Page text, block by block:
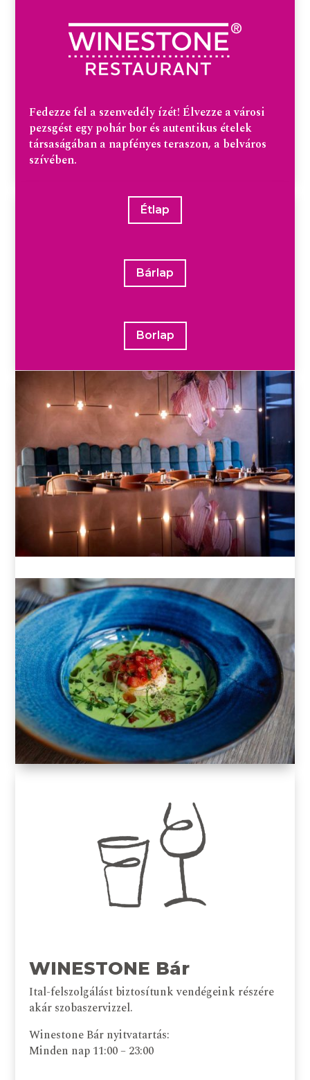
Fedezze fel a szenvedély ízét! Élvezze a városi
pezsgést egy pohár bor és autentikus ételek
társaságában a napfényes teraszon, a belváros
szívében.
Étlap
Bárlap
Borlap
WINESTONE Bár
Ital-felszolgálást biztosítunk vendégeink részére
akár szobaszervizzel.
Winestone Bár nyitvatartás:
Minden nap 11:00 – 23:00